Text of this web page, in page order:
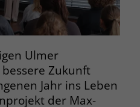
Ulmer
Zukunft
Jahr ins Leben
der Max-